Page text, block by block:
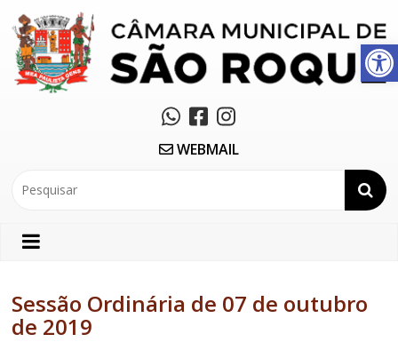
Abrir a barra de ferramentas
WEBMAIL
Sessão Ordinária de 07 de outubro
de 2019